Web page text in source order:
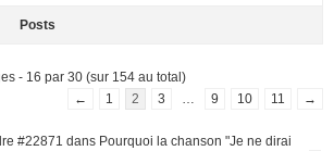
Posts
- 16 par 30 (sur 154 au total)
←
1 2 3 9 10 11 →
#22871 dans Pourquoi la chanson "Je ne dirai